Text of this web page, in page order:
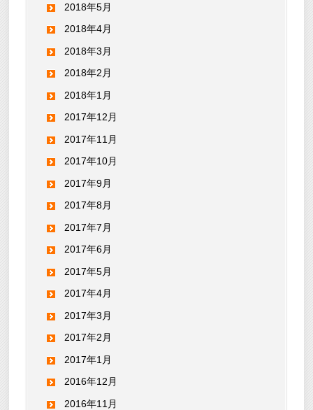
2018年5月
2018年4月
2018年3月
2018年2月
2018年1月
2017年12月
2017年11月
2017年10月
2017年9月
2017年8月
2017年7月
2017年6月
2017年5月
2017年4月
2017年3月
2017年2月
2017年1月
2016年12月
2016年11月